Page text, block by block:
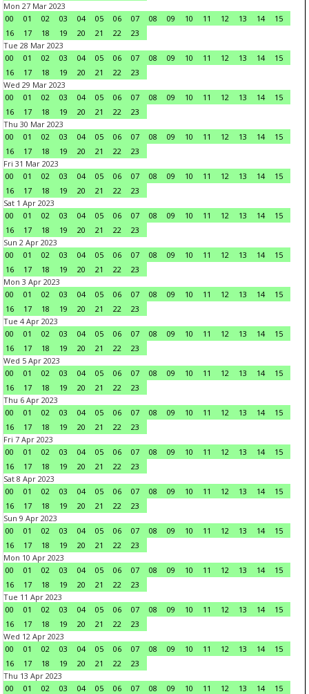
Mon 27 Mar 2023
00
01 02 03 04 05 06 07 08 09 10 11 12 13 14
15
16
17 18 19 20 21 22
23
Tue 28 Mar 2023
00
01 02 03 04 05 06 07 08 09 10 11 12 13 14
15
16
17 18 19 20 21 22
23
Wed 29 Mar 2023
00
01 02 03 04 05 06 07 08 09 10 11 12 13 14
15
16
17 18 19 20 21 22
23
Thu 30 Mar 2023
00
01 02 03 04 05 06 07 08 09 10 11 12 13 14
15
16
17 18 19 20 21 22
23
Fri 31 Mar 2023
00
01 02 03 04 05 06 07 08 09 10 11 12 13 14
15
16
17 18 19 20 21 22
23
Sat 1 Apr 2023
00
01 02 03 04 05 06 07 08 09 10 11 12 13 14
15
16
17 18 19 20 21 22
23
Sun 2 Apr 2023
00
01 02 03 04 05 06 07 08 09 10 11 12 13 14
15
16
17 18 19 20 21 22
23
Mon 3 Apr 2023
00
01 02 03 04 05 06 07 08 09 10 11 12 13 14
15
16
17 18 19 20 21 22
23
Tue 4 Apr 2023
00
01 02 03 04 05 06 07 08 09 10 11 12 13 14
15
16
17 18 19 20 21 22
23
Wed 5 Apr 2023
00
01 02 03 04 05 06 07 08 09 10 11 12 13 14
15
16
17 18 19 20 21 22
23
Thu 6 Apr 2023
00
01 02 03 04 05 06 07 08 09 10 11 12 13 14
15
16
17 18 19 20 21 22
23
Fri 7 Apr 2023
00
01 02 03 04 05 06 07 08 09 10 11 12 13 14
15
16
17 18 19 20 21 22
23
Sat 8 Apr 2023
00
01 02 03 04 05 06 07 08 09 10 11 12 13 14
15
16
17 18 19 20 21 22
23
Sun 9 Apr 2023
00
01 02 03 04 05 06 07 08 09 10 11 12 13 14
15
16
17 18 19 20 21 22
23
Mon 10 Apr 2023
00
01 02 03 04 05 06 07 08 09 10 11 12 13 14
15
16
17 18 19 20 21 22
23
Tue 11 Apr 2023
00
01 02 03 04 05 06 07 08 09 10 11 12 13 14
15
16
17 18 19 20 21 22
23
Wed 12 Apr 2023
00
01 02 03 04 05 06 07 08 09 10 11 12 13 14
15
16
17 18 19 20 21 22
23
Thu 13 Apr 2023
00
01 02 03 04 05 06 07 08 09 10 11 12 13 14
15